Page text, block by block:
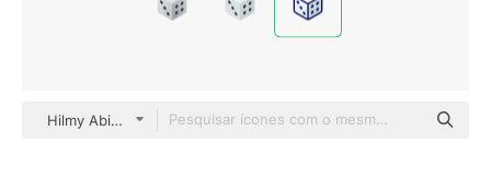
Hilmy Abiyyu A. Outline Color